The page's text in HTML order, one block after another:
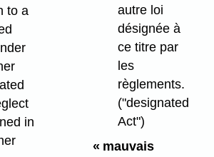
to a
in
autre loi
désignée à
ce titre par
les
règlements.
("designated
Act")
« mauvais